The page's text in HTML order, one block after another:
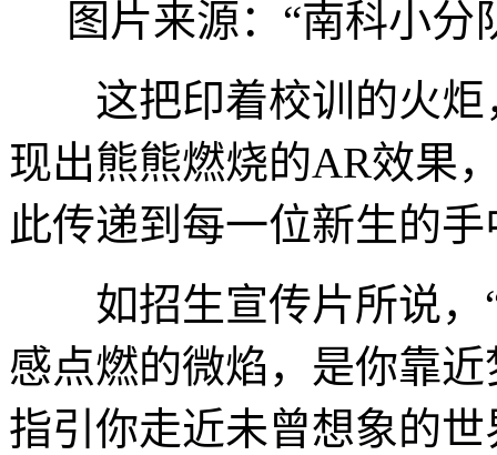
图片来源：“南科小分
这把印着校训的火炬
现出熊熊燃烧的AR效果
此传递到每一位新生的手
如招生宣传片所说，“
感点燃的微焰，是你靠
指引你走近未曾想象的世